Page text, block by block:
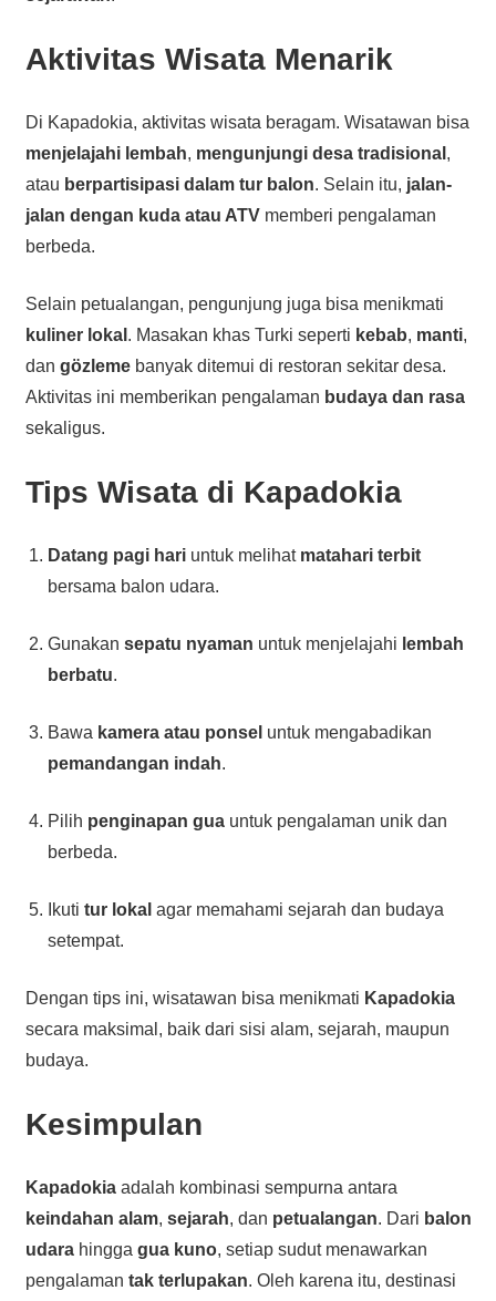
Aktivitas Wisata Menarik
Di Kapadokia, aktivitas wisata beragam. Wisatawan bisa
menjelajahi lembah, mengunjungi desa tradisional ,
atau berpartisipasi dalam tur balon. Selain itu, jalan-
jalan dengan kuda atau ATVmemberi pengalaman
berbeda.
Selain petualangan, pengunjung juga bisa menikmati
kuliner lokal . Masakan khas Turki seperti kebab, manti,
dan gözlemebanyak ditemui di restoran sekitar desa.
Aktivitas ini memberikan pengalaman budaya dan rasa
sekaligus.
Tips Wisata di Kapadokia
Datang pagi hariuntuk melihat matahari terbit
bersama balon udara.
Gunakan sepatu nyaman untuk menjelajahi lembah
berbatu.
Bawa kamera atau ponsel untuk mengabadikan
pemandangan indah.
Pilih penginapan guauntuk pengalaman unik dan
berbeda.
Ikuti tur lokal agar memahami sejarah dan budaya
setempat.
Dengan tips ini, wisatawan bisa menikmati Kapadokia
secara maksimal, baik dari sisi alam, sejarah, maupun
budaya.
Kesimpulan
Kapadokiaadalah kombinasi sempurna antara
keindahan alam, sejarah, dan petualangan. Dari balon
udarahingga gua kuno, setiap sudut menawarkan
pengalaman tak terlupakan. Oleh karena itu, destinasi